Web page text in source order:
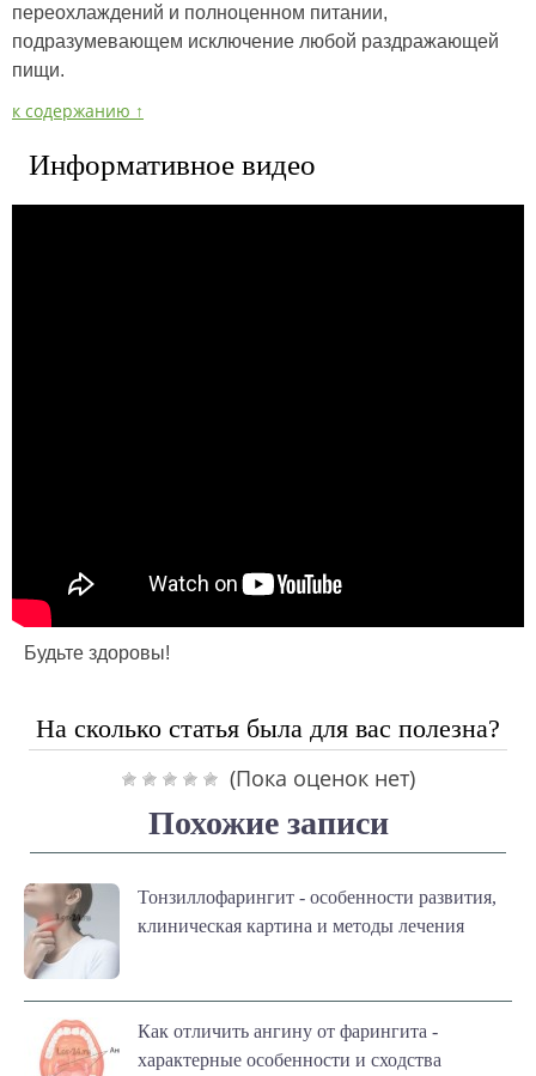
переохлаждений и полноценном питании,
подразумевающем исключение любой раздражающей
пищи.
к содержанию ↑
Информативное видео
Будьте здоровы!
На сколько статья была для вас полезна?
(Пока оценок нет)
Похожие записи
Тонзиллофарингит - особенности развития,
клиническая картина и методы лечения
Как отличить ангину от фарингита -
характерные особенности и сходства